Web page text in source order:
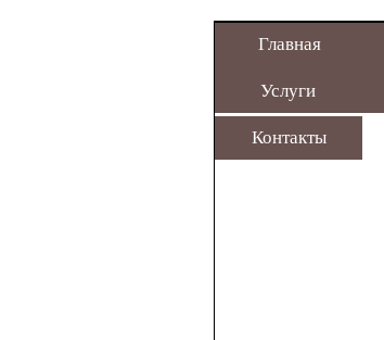
Главная
Услуги
Контакты